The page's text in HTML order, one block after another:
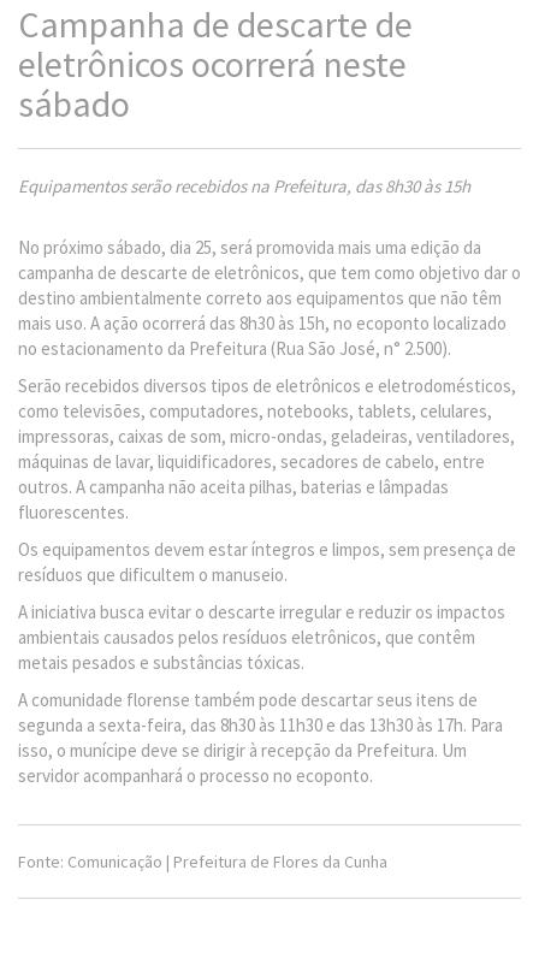
Campanha de descarte de
eletrônicos ocorrerá neste
sábado
Equipamentos serão recebidos na Prefeitura, das 8h30 às 15h
No próximo sábado, dia 25, será promovida mais uma edição da
campanha de descarte de eletrônicos, que tem como objetivo dar o
destino ambientalmente correto aos equipamentos que não têm
mais uso. A ação ocorrerá das 8h30 às 15h, no ecoponto localizado
no estacionamento da Prefeitura (Rua São José, n° 2.500).
Serão recebidos diversos tipos de eletrônicos e eletrodomésticos,
como televisões, computadores, notebooks, tablets, celulares,
impressoras, caixas de som, micro-ondas, geladeiras, ventiladores,
máquinas de lavar, liquidificadores, secadores de cabelo, entre
outros. A campanha não aceita pilhas, baterias e lâmpadas
fluorescentes.
Os equipamentos devem estar íntegros e limpos, sem presença de
resíduos que dificultem o manuseio.
A iniciativa busca evitar o descarte irregular e reduzir os impactos
ambientais causados pelos resíduos eletrônicos, que contêm
metais pesados e substâncias tóxicas.
A comunidade florense também pode descartar seus itens de
segunda a sexta-feira, das 8h30 às 11h30 e das 13h30 às 17h. Para
isso, o munícipe deve se dirigir à recepção da Prefeitura. Um
servidor acompanhará o processo no ecoponto.
Fonte: Comunicação | Prefeitura de Flores da Cunha